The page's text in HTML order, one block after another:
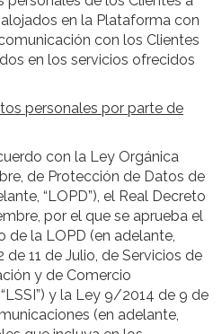
en la Plataforma con
con los Clientes
en los servicios ofrecidos
personales por parte de
con la Ley Orgánica
de Protección de Datos de
“LOPD”), el Real Decreto
por el que se aprueba el
la LOPD (en adelante,
11 de Julio, de Servicios de
y de Comercio
y la Ley 9/2014 de 9 de
(en adelante,